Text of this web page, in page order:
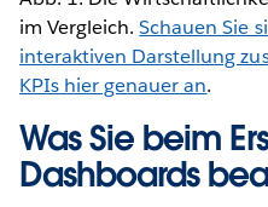
im Vergleich.Schauen Sie
interaktiven Darstellung
KPIs hier genauer an.
Was Sie beim
Dashboards